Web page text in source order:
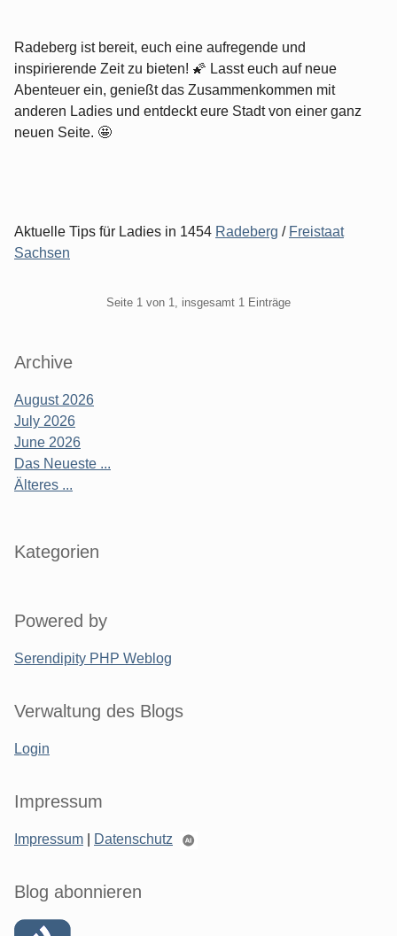
Radeberg ist bereit, euch eine aufregende und
inspirierende Zeit zu bieten! 🌠 Lasst euch auf neue
Abenteuer ein, genießt das Zusammenkommen mit
anderen Ladies und entdeckt eure Stadt von einer ganz
neuen Seite. 🤩
Aktuelle Tips für Ladies in 1454 Radeberg / Freistaat
Sachsen
Seite 1 von 1, insgesamt 1 Einträge
Seitenleiste
Archive
August 2026
July 2026
June 2026
Das Neueste ...
Älteres ...
Kategorien
Powered by
Serendipity PHP Weblog
Verwaltung des Blogs
Login
Impressum
Impressum Datenschutz
Blog abonnieren